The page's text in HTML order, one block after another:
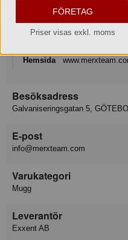
Konsumentkontakt
Merx Team AB
Hemsida
Besöksadress
Galvaniseringsgatan 5,
E-post
info@merxteam.com
Varukategori
Mugg
Leverantör
Exxent AB
FÖRETAG
Priser visas exkl. moms